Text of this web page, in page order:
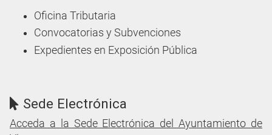
Oficina Tributaria
Convocatorias y Subvenciones
Expedientes en Exposición Pública
Sede Electrónica
Acceda a la Sede Electrónica del Ayuntamiento de